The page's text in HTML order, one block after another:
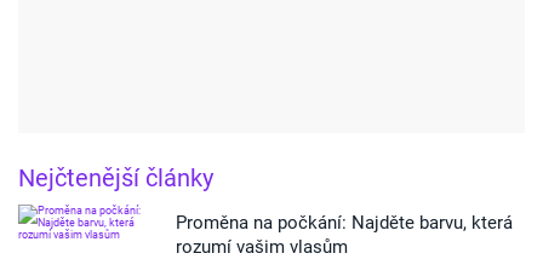
Nejčtenější články
Proměna na počkání: Najděte barvu, která
rozumí vašim vlasům